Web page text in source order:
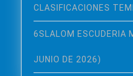
CLASIFICACIONES
6SLALOM ESCUDERIA
JUNIO DE 2026)